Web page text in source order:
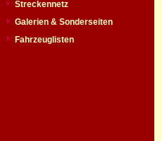
Streckennetz
Galerien & Sonderseiten
Fahrzeuglisten